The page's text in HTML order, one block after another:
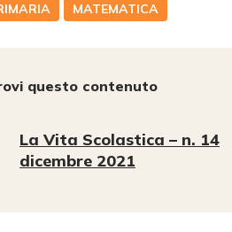
MATEMATICA
questo contenuto
La Vita Scolastica – n. 14
dicembre 2021